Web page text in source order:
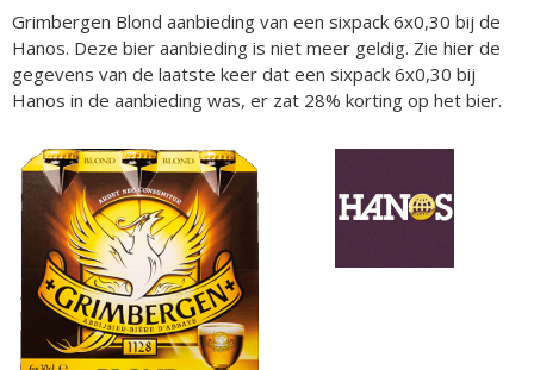
Grimbergen Blond aanbieding van een sixpack 6x0,30 bij de
Hanos. Deze bier aanbieding is niet meer geldig. Zie hier de
gegevens van de laatste keer dat een sixpack 6x0,30 bij
Hanos in de aanbieding was, er zat 28% korting op het bier.